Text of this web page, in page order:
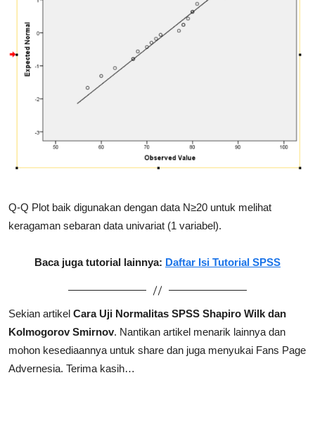
Q-Q Plot baik digunakan dengan data N≥20 untuk melihat
keragaman sebaran data univariat (1 variabel).
Baca juga tutorial lainnya: Daftar Isi Tutorial SPSS
Sekian artikel Cara Uji Normalitas SPSS Shapiro Wilk dan
Kolmogorov Smirnov. Nantikan artikel menarik lainnya dan
mohon kesediaannya untuk share dan juga menyukai Fans Page
Advernesia. Terima kasih…